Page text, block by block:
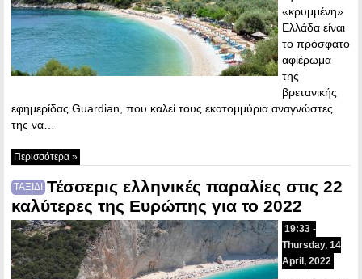
«κρυμμένη»
Ελλάδα είναι
το πρόσφατο
αφιέρωμα
της
βρετανικής
εφημερίδας Guardian, που καλεί τους εκατομμύρια αναγνώστες
της να…
Περισσότερα »
ΤΑΞΙΔΙ Τέσσερις ελληνικές παραλίες στις 22
καλύτερες της Ευρώπης για το 2022
19:33 -
Thursday, 14
April, 2022